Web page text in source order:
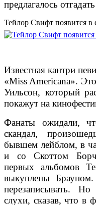
предлагалось
Тейлор Свифт появится в
Известная кантри
«Miss Americana».
Уильсон, который
покажут на
Фанаты ожидали,
скандал,
бывшем лейблом, в
и со Скоттом
первых альбомов
выкуплены
перезаписывать.
слухи, сказав, что в